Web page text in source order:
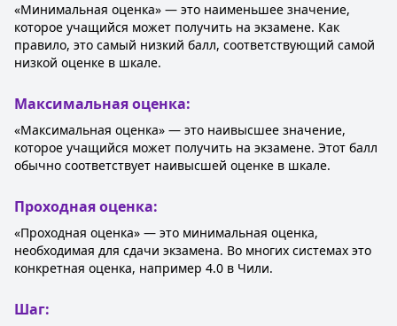
«Минимальная оценка» — это наименьшее значение,
которое учащийся может получить на экзамене. Как
правило, это самый низкий балл, соответствующий самой
низкой оценке в шкале.
Максимальная оценка:
«Максимальная оценка» — это наивысшее значение,
которое учащийся может получить на экзамене. Этот балл
обычно соответствует наивысшей оценке в шкале.
Проходная оценка:
«Проходная оценка» — это минимальная оценка,
необходимая для сдачи экзамена. Во многих системах это
конкретная оценка, например 4.0 в Чили.
Шаг: